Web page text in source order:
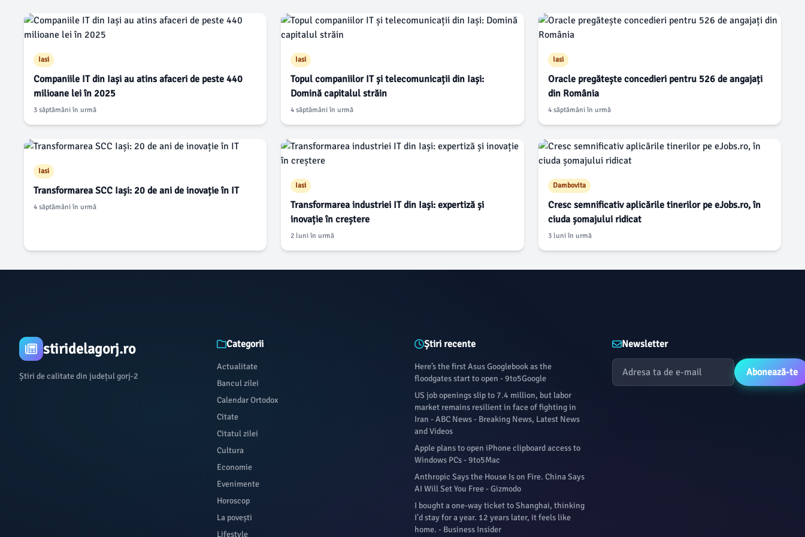
Iasi
Companiile IT din Iași au atins afaceri de peste 440
milioane lei în 2025
3 săptămâni în urmă
Iasi
Topul companiilor IT și telecomunicații din Iași:
Domină capitalul străin
4 săptămâni în urmă
Iasi
Oracle pregătește concedieri pentru 526 de angajați
din România
4 săptămâni în urmă
Iasi
Transformarea SCC Iași: 20 de ani de inovație în IT
4 săptămâni în urmă
Iasi
Transformarea industriei IT din Iași: expertiză și
inovație în creștere
2 luni în urmă
Dambovita
Cresc semnificativ aplicările tinerilor pe eJobs.ro, în
ciuda șomajului ridicat
3 luni în urmă
stiridelagorj.ro
Știri de calitate din județul gorj-2
Categorii
Actualitate
Bancul zilei
Calendar Ortodox
Citate
Citatul zilei
Cultura
Economie
Evenimente
Horoscop
La povești
Lifestyle
Știri recente
Here’s the first Asus Googlebook as the
floodgates start to open - 9to5Google
US job openings slip to 7.4 million, but labor
market remains resilient in face of fighting in
Iran - ABC News - Breaking News, Latest News
and Videos
Apple plans to open iPhone clipboard access to
Windows PCs - 9to5Mac
Anthropic Says the House Is on Fire. China Says
AI Will Set You Free - Gizmodo
I bought a one-way ticket to Shanghai, thinking
I'd stay for a year. 12 years later, it feels like
home. - Business Insider
Newsletter
Abonează-te